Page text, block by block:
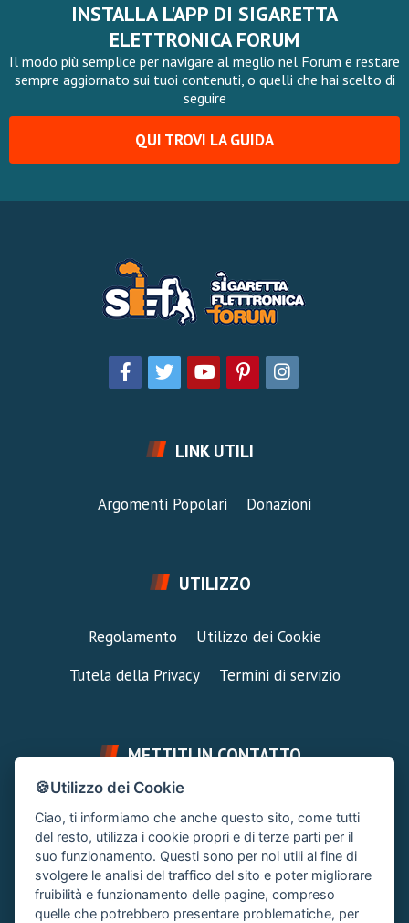
INSTALLA L'APP DI SIGARETTA
ELETTRONICA FORUM
Il modo più semplice per navigare al meglio nel Forum e restare
sempre aggiornato sui tuoi contenuti, o quelli che hai scelto di
seguire
QUI TROVI LA GUIDA
LINK UTILI
Argomenti Popolari Donazioni
UTILIZZO
Regolamento
Utilizzo dei Cookie
Tutela della Privacy
Termini di servizio
METTITI IN CONTATTO
FAI UNA DOMANDA
Chiedi un Consiglio
Area Ticket
CONTATTA L'AMMINISTRAZIONE
Clicca quì
🍪Utilizzo dei Cookie
Ciao, ti informiamo che anche questo sito, come tutti
del resto, utilizza i cookie propri e di terze parti per il
suo funzionamento. Questi sono per noi utili al fine di
svolgere le analisi del traffico del sito e poter migliorare
fruibilità e funzionamento delle pagine, compreso
quelle che potrebbero presentare problematiche, per